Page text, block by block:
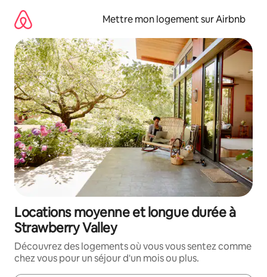
directement
contenu
Mettre mon logement sur Airbnb
Locations moyenne et longue durée à
Strawberry Valley
Découvrez des logements où vous vous sentez comme
chez vous pour un séjour d'un mois ou plus.